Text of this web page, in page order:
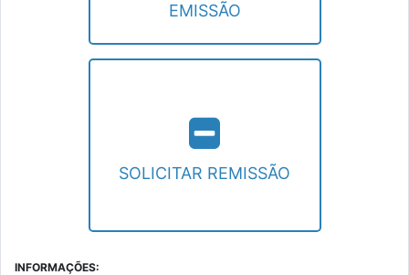
EMISSÃO
SOLICITAR REMISSÃO
Entrar com pedido de remissão para o IPTU.
INFORMAÇÕES: